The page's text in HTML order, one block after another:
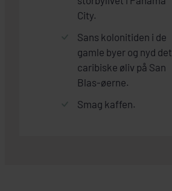
City.
Sans kolonitiden i de
gamle byer og nyd det
caribiske øliv på San
Blas-øerne.
Smag kaffen.